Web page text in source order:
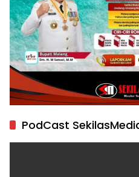
PodCast